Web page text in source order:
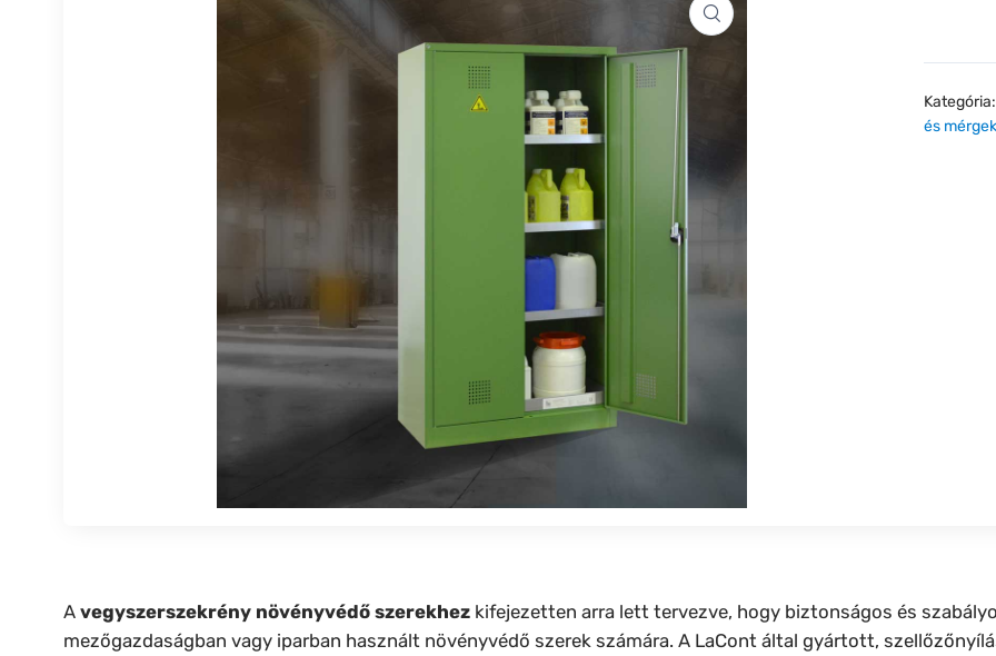
és
A vegyszerszekrény növényvédő szerekhez kifejezetten arra lett tervezve, hogy biztonságos és
mezőgazdaságban vagy iparban használt növényvédő szerek számára. A LaCont által gyártott,